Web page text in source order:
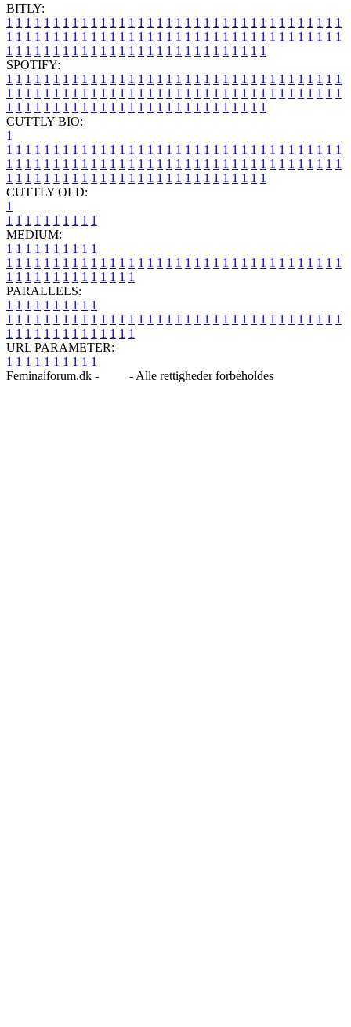
BITLY:
1 1 1 1 1 1 1 1 1 1 1 1 1 1 1 1 1 1 1 1 1 1 1 1 1 1 1 1 1 1 1 1 1 1 1 1
1 1 1 1 1 1 1 1 1 1 1 1 1 1 1 1 1 1 1 1 1 1 1 1 1 1 1 1 1 1 1 1 1 1 1 1
1 1 1 1 1 1 1 1 1 1 1 1 1 1 1 1 1 1 1 1 1 1 1 1 1 1 1 1
SPOTIFY:
1 1 1 1 1 1 1 1 1 1 1 1 1 1 1 1 1 1 1 1 1 1 1 1 1 1 1 1 1 1 1 1 1 1 1 1
1 1 1 1 1 1 1 1 1 1 1 1 1 1 1 1 1 1 1 1 1 1 1 1 1 1 1 1 1 1 1 1 1 1 1 1
1 1 1 1 1 1 1 1 1 1 1 1 1 1 1 1 1 1 1 1 1 1 1 1 1 1 1 1
CUTTLY BIO:
1
1 1 1 1 1 1 1 1 1 1 1 1 1 1 1 1 1 1 1 1 1 1 1 1 1 1 1 1 1 1 1 1 1 1 1 1
1 1 1 1 1 1 1 1 1 1 1 1 1 1 1 1 1 1 1 1 1 1 1 1 1 1 1 1 1 1 1 1 1 1 1 1
1 1 1 1 1 1 1 1 1 1 1 1 1 1 1 1 1 1 1 1 1 1 1 1 1 1 1 1
CUTTLY OLD:
1
1 1 1 1 1 1 1 1 1 1
MEDIUM:
1 1 1 1 1 1 1 1 1 1
1 1 1 1 1 1 1 1 1 1 1 1 1 1 1 1 1 1 1 1 1 1 1 1 1 1 1 1 1 1 1 1 1 1 1 1
1 1 1 1 1 1 1 1 1 1 1 1 1 1
PARALLELS:
1 1 1 1 1 1 1 1 1 1
1 1 1 1 1 1 1 1 1 1 1 1 1 1 1 1 1 1 1 1 1 1 1 1 1 1 1 1 1 1 1 1 1 1 1 1
1 1 1 1 1 1 1 1 1 1 1 1 1 1
URL PARAMETER:
1 1 1 1 1 1 1 1 1 1
Feminaiforum.dk -
- Alle rettigheder forbeholdes